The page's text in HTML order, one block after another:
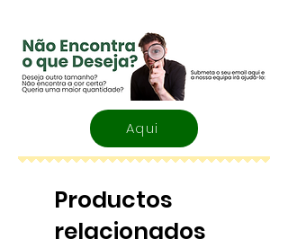
Aqui
Productos
relacionados